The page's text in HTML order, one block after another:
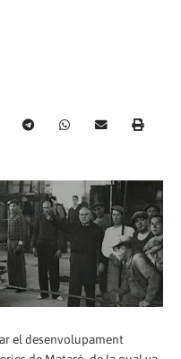
el desenvolupament